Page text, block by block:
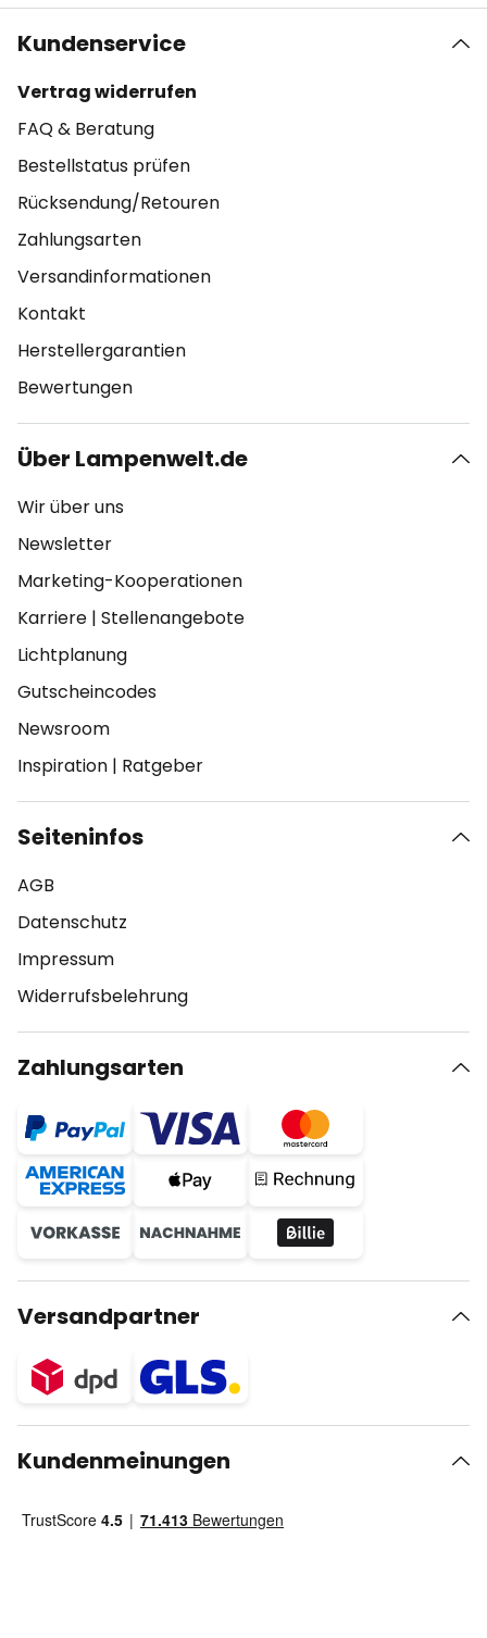
Kundenservice
Vertrag widerrufen
FAQ & Beratung
Bestellstatus prüfen
Rücksendung/Retouren
Zahlungsarten
Versandinformationen
Kontakt
Herstellergarantien
Bewertungen
Über Lampenwelt.de
Wir über uns
Newsletter
Marketing-Kooperationen
Karriere | Stellenangebote
Lichtplanung
Gutscheincodes
Newsroom
Inspiration | Ratgeber
Seiteninfos
AGB
Datenschutz
Impressum
Widerrufsbelehrung
Zahlungsarten
Versandpartner
Kundenmeinungen